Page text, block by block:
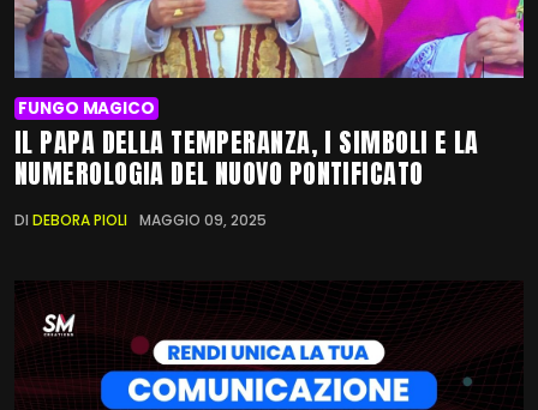
FUNGO MAGICO
IL PAPA DELLA TEMPERANZA, I SIMBOLI E LA
NUMEROLOGIA DEL NUOVO PONTIFICATO
DI DEBORA PIOLI MAGGIO 09, 2025